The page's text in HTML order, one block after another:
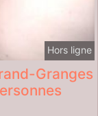
Hors ligne
Granges